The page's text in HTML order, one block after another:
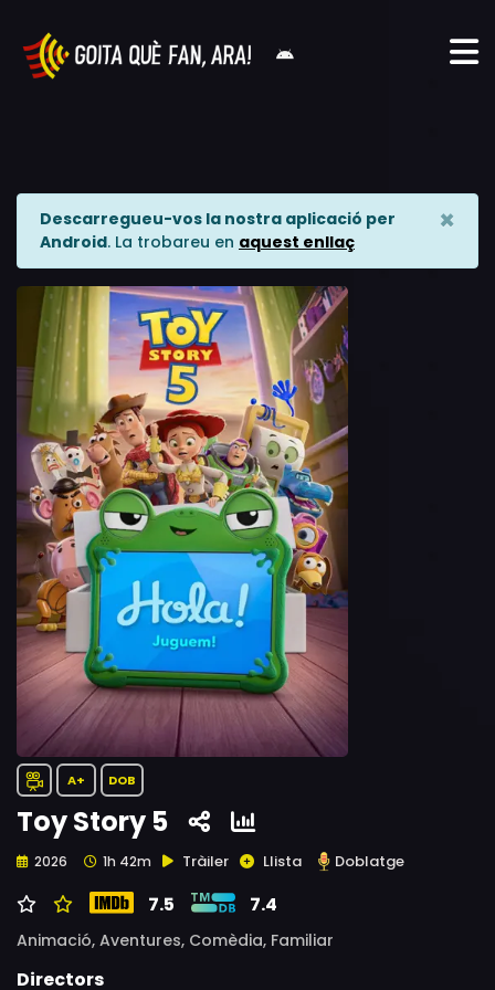
Descarregueu-vos la nostra aplicació per
Android. La trobareu en aquest enllaç
×
A+ DOB
Toy Story 5
2026 1h 42m Tràiler Llista Doblatge
7.5 7.4
Animació, Aventures, Comèdia, Familiar
Directors